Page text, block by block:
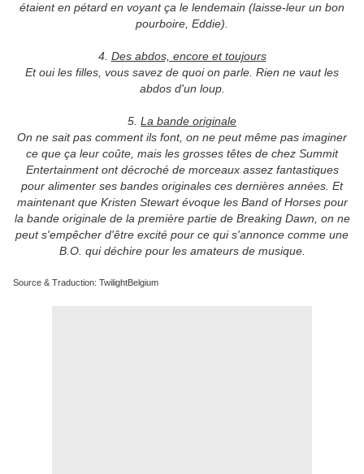
étaient en pétard en voyant ça le lendemain (laisse-leur un bon
pourboire, Eddie).
4. Des abdos, encore et toujours
Et oui les filles, vous savez de quoi on parle. Rien ne vaut les
abdos d'un loup.
5. La bande originale
On ne sait pas comment ils font, on ne peut même pas imaginer
ce que ça leur coûte, mais les grosses têtes de chez Summit
Entertainment ont décroché de morceaux assez fantastiques
pour alimenter ses bandes originales ces dernières années. Et
maintenant que Kristen Stewart évoque les Band of Horses pour
la bande originale de la première partie de Breaking Dawn, on ne
peut s'empêcher d'être excité pour ce qui s'annonce comme une
B.O. qui déchire pour les amateurs de musique.
Source & Traduction: TwilightBelgium